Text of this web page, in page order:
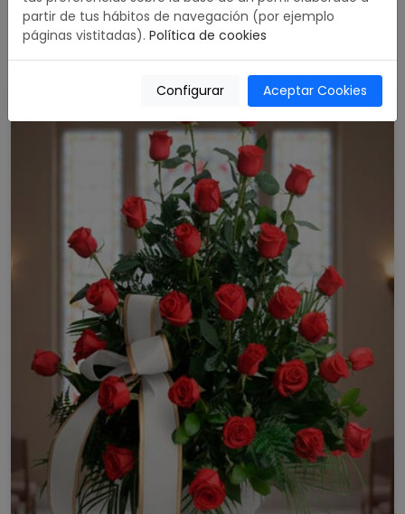
5.00 / 5
489,00 €
partir de tus hábitos de navegación (por ejemplo
páginas vistitadas). Política de cookies
Configurar Aceptar Cookies